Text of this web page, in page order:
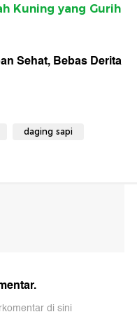
Kuning yang Gurih
Sehat, Bebas Derita
daging sapi
di sini